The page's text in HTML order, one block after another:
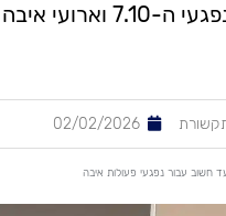
עשרות אלפי
02/02/2026
חשוב עבור נפגעי פעולות איבה